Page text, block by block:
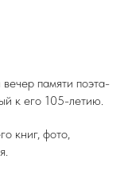
памяти поэта-
к его 105-летию.
книг, фото,